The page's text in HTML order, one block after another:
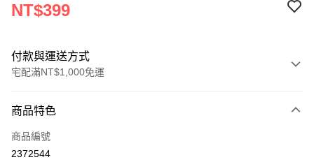
NT$399
付款與運送方式
宅配滿NT$1,000免運
信用卡一次付款
LINE Pay
商品特色
商品編號
2372544